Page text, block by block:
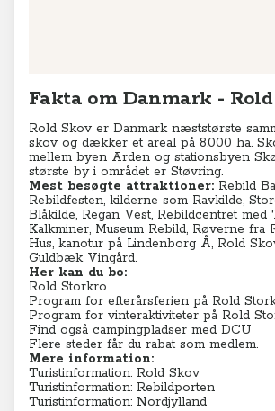
Fakta om Danmark -
Rold Skov er Danmark næststørste
skov og dækker et areal på 8.000 ha.
mellem byen Arden og stationsbyen
største by i området er Støvring.
Mest besøgte attraktioner: Rebild
Rebildfesten, kilderne som Ravkilde,
Blåkilde, Regan Vest, Rebildcentret
Kalkminer, Museum Rebild, Røverne fra
Hus, kanotur på Lindenborg Å, Rold
Guldbæk Vingård.
Her kan du bo:
Rold Storkro
Program for efterårsferien på Rold
Program for vinteraktiviteter på Rold
Find også campingpladser med DCU
Flere steder får du rabat som medlem.
Mere information:
Turistinformation: Rold Skov
Turistinformation: Rebildporten
Turistinformation: Nordjylland